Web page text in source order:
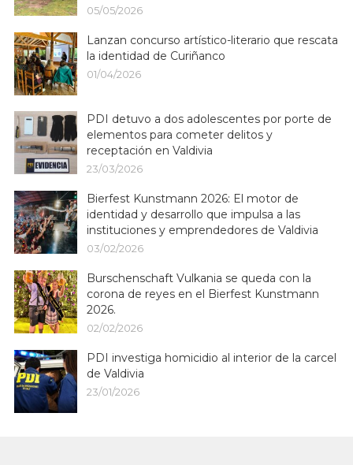
05/05/2026
Lanzan concurso artístico-literario que rescata
la identidad de Curiñanco
01/04/2026
PDI detuvo a dos adolescentes por porte de
elementos para cometer delitos y
receptación en Valdivia
23/03/2026
Bierfest Kunstmann 2026: El motor de
identidad y desarrollo que impulsa a las
instituciones y emprendedores de Valdivia
03/02/2026
Burschenschaft Vulkania se queda con la
corona de reyes en el Bierfest Kunstmann
2026.
02/02/2026
PDI investiga homicidio al interior de la carcel
de Valdivia
23/01/2026